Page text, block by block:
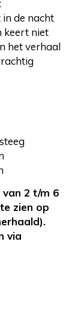
de nacht
keert niet
het verhaal
2 t/m 6
zien op
via